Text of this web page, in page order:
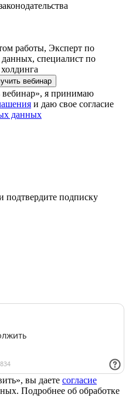
работы, Эксперт по
специалист по
вебинар
я принимаю
и даю свое согласие
данных
подтвердите подписку
вы даете согласие
Подробнее об обработке